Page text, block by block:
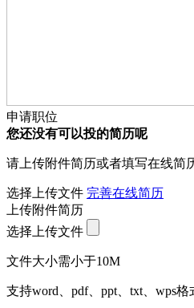
申请职位
您还没有可以投的简历呢
请上传附件简历或者填写在线简
选择上传文件 完善在线简历
上传附件简历
选择上传文件
文件大小需小于10M
支持word、pdf、ppt、txt、wps格